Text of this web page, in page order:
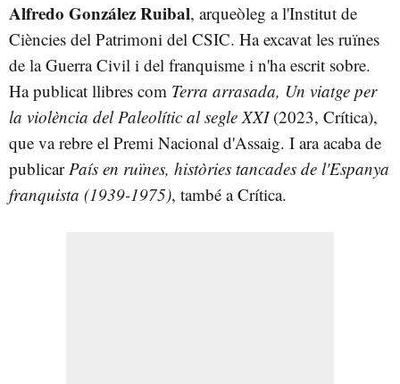
Alfredo González Ruibal, arqueòleg a l'Institut de
Ciències del Patrimoni del CSIC. Ha excavat les ruïnes
de la Guerra Civil i del franquisme i n'ha escrit sobre.
Ha publicat llibres com Terra arrasada, Un viatge per
la violència del Paleolític al segle XXI(2023, Crítica),
que va rebre el Premi Nacional d'Assaig. I ara acaba de
publicar País en ruïnes, històries tancades de l'Espanya
franquista (1939-1975), també a Crítica.